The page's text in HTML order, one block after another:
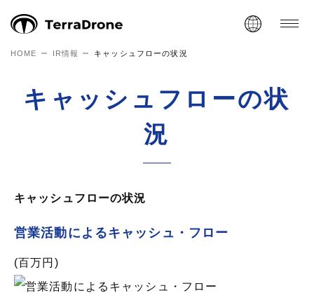
HOME IR情報 キャッシュフローの状況
キャッシュフローの状
況
キャッシュフローの状況
営業活動によるキャッシュ・フロー
(百万円)